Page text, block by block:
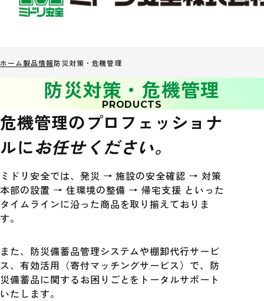
ホーム製品情報防災対策・危機管理
防災対策・危機管理
PRODUCTS
危機管理のプロフェッショナ
ルにお任せください。
ミドリ安全では、発災 → 施設の安全確認 → 対策
本部の設置 → 住環境の整備 → 帰宅支援 といった
タイムラインに沿った商品を取り揃えておりま
す。
また、防災備蓄品管理システムや棚卸代行サービ
ス、有効活用（寄付マッチングサービス）で、防
災備蓄品に関するお困りごとをトータルサポート
いたします。